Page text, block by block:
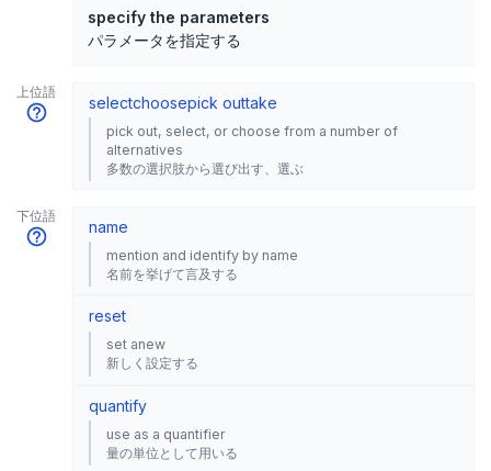
specify the parameters
パラメータを指定する
上位語
selectchoosepick outtake
pick out, select, or choose from a number of
alternatives
多数の選択肢から選び出す、選ぶ
下位語
name
mention and identify by name
名前を挙げて言及する
reset
set anew
新しく設定する
quantify
use as a quantifier
量の単位として用いる